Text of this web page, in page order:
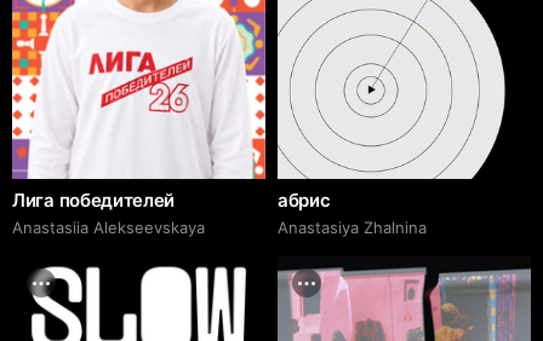
Лига победителей
Anastasiia Alekseevskaya
абрис
Anastasiya Zhalnina